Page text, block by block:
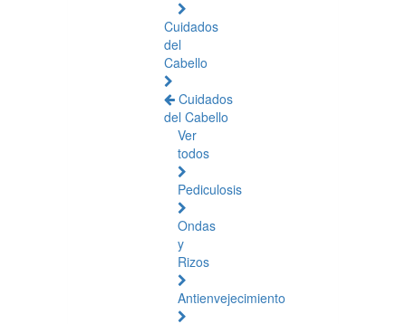
Cuidados
del
Cabello
Cuidados
del Cabello
Ver
todos
Pediculosis
Ondas
y
Rizos
Antienvejecimiento